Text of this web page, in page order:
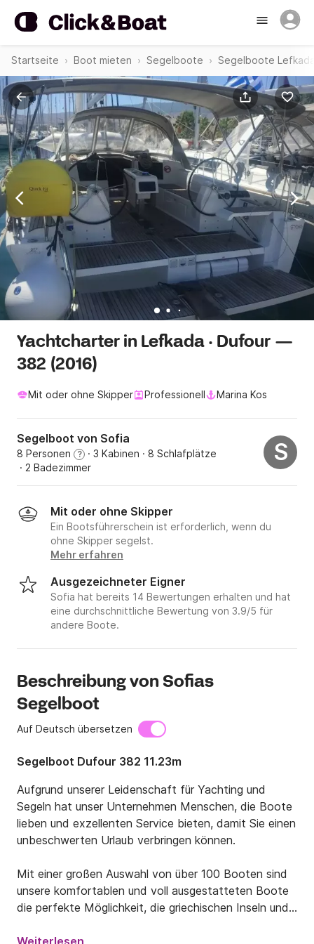
Startseite Boot mieten Segelboote Segelboote
Yachtcharter in Lefkada · Dufour —
382 (2016)
Mit oder ohne Skipper Professionell Marina Kos
Segelboot von Sofia
8 Personen ? · 3 Kabinen · 8 Schlafplätze
· 2 Badezimmer
S
Mit oder ohne Skipper
Ein Bootsführerschein ist erforderlich, wenn du
ohne Skipper segelst.
Mehr erfahren
Ausgezeichneter Eigner
Sofia hat bereits 14 Bewertungen erhalten und hat
eine durchschnittliche Bewertung von 3.9/5 für
andere Boote.
Beschreibung von Sofias
Segelboot
Auf Deutsch übersetzen
Segelboot Dufour 382 11.23m
Aufgrund unserer Leidenschaft für Yachting und
Segeln hat unser Unternehmen Menschen, die Boote
lieben und exzellenten Service bieten, damit Sie einen
unbeschwerten Urlaub verbringen können.
Mit einer großen Auswahl von über 100 Booten sind
unsere komfortablen und voll ausgestatteten Boote
die perfekte Möglichkeit, die griechischen Inseln und